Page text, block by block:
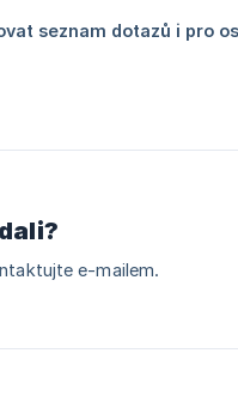
seznam dotazů i pro
e-mailem.